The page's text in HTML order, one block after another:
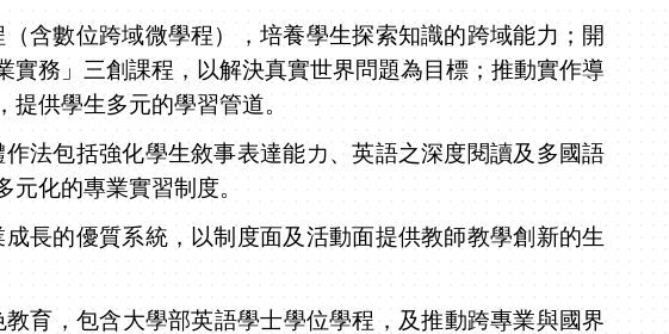
含數位跨域微學程），培養學生探索知識的跨域能力；開
務」三創課程，以解決真實世界問題為目標；推動實作導
供學生多元的學習管道。
法包括強化學生敘事表達能力、英語之深度閱讀及多國語
化的專業實習制度。
長的優質系統，以制度面及活動面提供教師教學創新的生
教育 ，包含大學部英語學士學位學程，及推動跨專業與國界